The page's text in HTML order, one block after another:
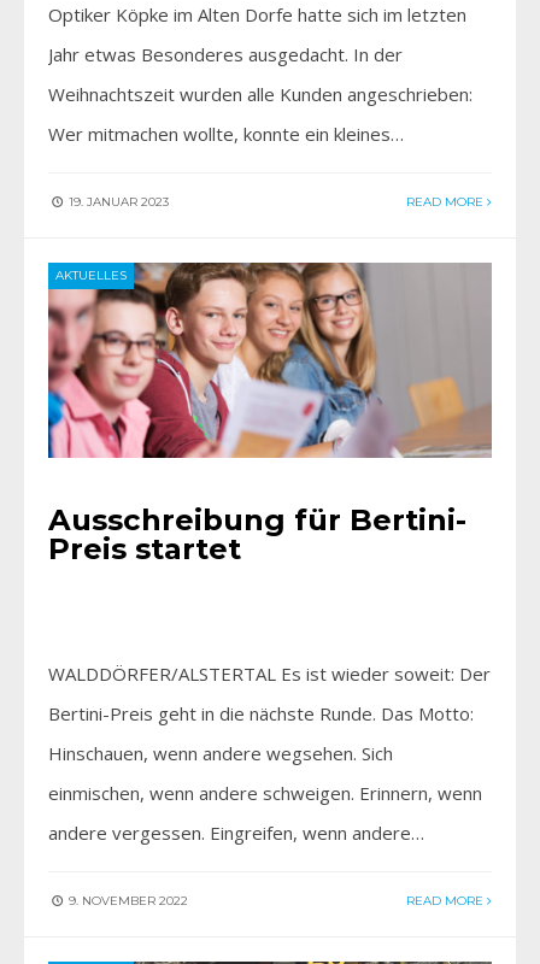
Optiker Köpke im Alten Dorfe hatte sich im letzten
Jahr etwas Besonderes ausgedacht. In der
Weihnachtszeit wurden alle Kunden angeschrieben:
Wer mitmachen wollte, konnte ein kleines…
19. JANUAR 2023 READ MORE
AKTUELLES
Ausschreibung für Bertini-
Preis startet
WALDDÖRFER/ALSTERTAL Es ist wieder soweit: Der
Bertini-Preis geht in die nächste Runde. Das Motto:
Hinschauen, wenn andere wegsehen. Sich
einmischen, wenn andere schweigen. Erinnern, wenn
andere vergessen. Eingreifen, wenn andere…
9. NOVEMBER 2022 READ MORE